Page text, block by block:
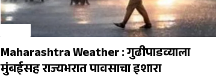
Maharashtra Weather : गुढीपाडव्याला
मुंबईसह राज्यभरात पावसाचा इशारा